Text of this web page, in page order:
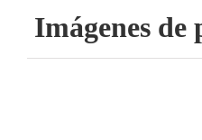
Imágenes de